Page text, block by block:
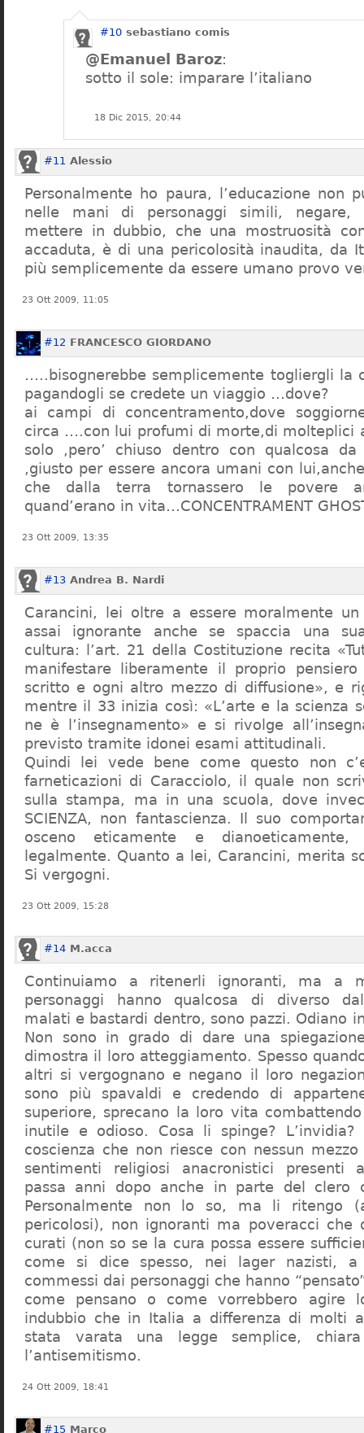
#10 sebastiano comis
@Emanuel Baroz:
sotto il sole: imparare l’italiano
18 Dic 2015, 20:44
#11 Alessio
Personalmente ho paura, l’educazione non
nelle mani di personaggi simili, negare,
mettere in dubbio, che una mostruosità
accaduta, è di una pericolosità inaudita, da
più semplicemente da essere umano provo
23 Ott 2009, 11:05
#12 FRANCESCO GIORDANO
…..bisognerebbe semplicemente togliergli la
pagandogli se credete un viaggio …dove?
ai campi di concentramento,dove
circa ….con lui profumi di morte,di molteplici
solo ,pero’ chiuso dentro con qualcosa
,giusto per essere ancora umani con
che dalla terra tornassero le povere
quand’erano in vita…CONCENTRAMENT
23 Ott 2009, 13:35
#13 Andrea B. Nardi
Carancini, lei oltre a essere moralmente
assai ignorante anche se spaccia una
cultura: l’art. 21 della Costituzione recita
manifestare liberamente il proprio
scritto e ogni altro mezzo di diffusione», e
mentre il 33 inizia così: «L’arte e la scienza
ne è l’insegnamento» e si rivolge
previsto tramite idonei esami attitudinali.
Quindi lei vede bene come questo non
farneticazioni di Caracciolo, il quale non
sulla stampa, ma in una scuola, dove
SCIENZA, non fantascienza. Il suo
osceno eticamente e dianoeticamente,
legalmente. Quanto a lei, Carancini, merita
Si vergogni.
23 Ott 2009, 15:28
#14 M.acca
Continuiamo a ritenerli ignoranti, ma a
personaggi hanno qualcosa di diverso
malati e bastardi dentro, sono pazzi. Odiano
Non sono in grado di dare una
dimostra il loro atteggiamento. Spesso
altri si vergognano e negano il loro
sono più spavaldi e credendo di
superiore, sprecano la loro vita
inutile e odioso. Cosa li spinge?
coscienza che non riesce con nessun
sentimenti religiosi anacronistici presenti
passa anni dopo anche in parte del clero
Personalmente non lo so, ma li ritengo
pericolosi), non ignoranti ma poveracci che
curati (non so se la cura possa essere
come si dice spesso, nei lager nazisti,
commessi dai personaggi che hanno
come pensano o come vorrebbero agire
indubbio che in Italia a differenza di molti
stata varata una legge semplice,
l’antisemitismo.
24 Ott 2009, 18:41
#15 Marco